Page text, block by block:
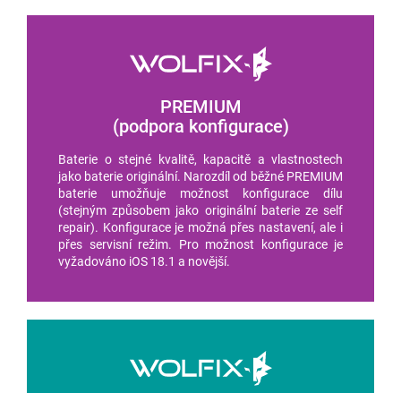
PREMIUM
(podpora konfigurace)
Baterie o stejné kvalitě, kapacitě a vlastnostech
jako baterie originální. Narozdíl od běžné PREMIUM
baterie umožňuje možnost konfigurace dílu
(stejným způsobem jako originální baterie ze self
repair). Konfigurace je možná přes nastavení, ale i
přes servisní režim. Pro možnost konfigurace je
vyžadováno iOS 18.1 a novější.